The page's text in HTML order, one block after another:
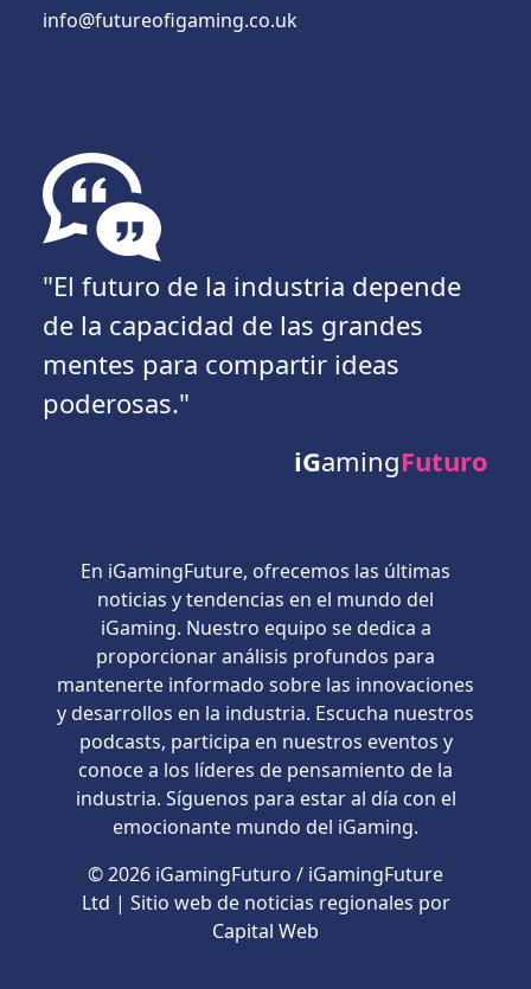
info@futureofigaming.co.uk
"El futuro de la industria depende
de la capacidad de las grandes
mentes para compartir ideas
poderosas."
iGamingFuturo
En iGamingFuture, ofrecemos las últimas
noticias y tendencias en el mundo del
iGaming. Nuestro equipo se dedica a
proporcionar análisis profundos para
mantenerte informado sobre las innovaciones
y desarrollos en la industria. Escucha nuestros
podcasts, participa en nuestros eventos y
conoce a los líderes de pensamiento de la
industria. Síguenos para estar al día con el
emocionante mundo del iGaming.
© 2026 iGamingFuturo / iGamingFuture
Ltd | Sitio web de noticias regionales por
Capital Web